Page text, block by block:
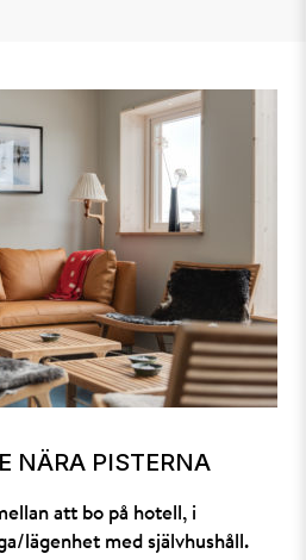
NÄRA PISTERNA
att bo på hotell, i
lägenhet med självhushåll.